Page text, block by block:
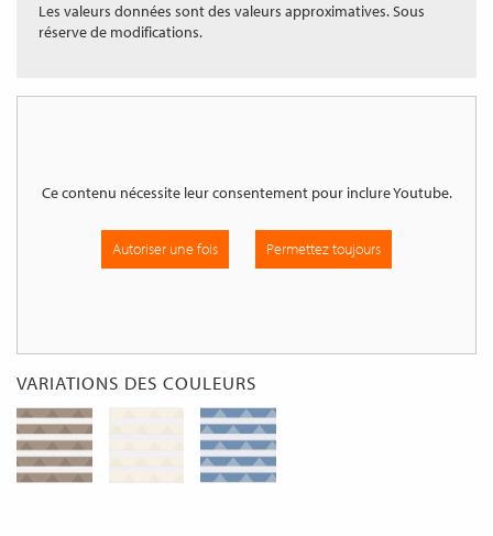
Les valeurs données sont des valeurs approximatives. Sous
réserve de modifications.
Ce contenu nécessite leur consentement pour inclureYoutube.
Autoriser une fois Permettez toujours
VARIATIONS DES COULEURS